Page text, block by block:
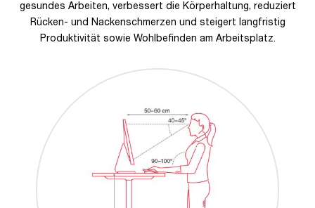
gesundes Arbeiten, verbessert die Körperhaltung, reduziert
Rücken- und Nackenschmerzen und steigert langfristig
Produktivität sowie Wohlbefinden am Arbeitsplatz.